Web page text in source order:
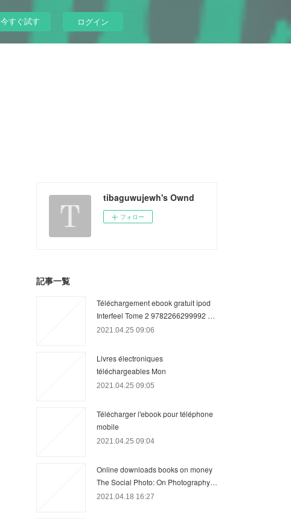
今すぐ試す ログイン
tibaguwujewh's Ownd
フォロー
記事一覧
Téléchargement ebook gratuit ipod
Interfeel Tome 2 9782266299992 …
2021.04.25 09:06
Livres électroniques
téléchargeables Mon
2021.04.25 09:05
Télécharger l'ebook pour téléphone
mobile
2021.04.25 09:04
Online downloads books on money
The Social Photo: On Photography…
2021.04.18 16:27